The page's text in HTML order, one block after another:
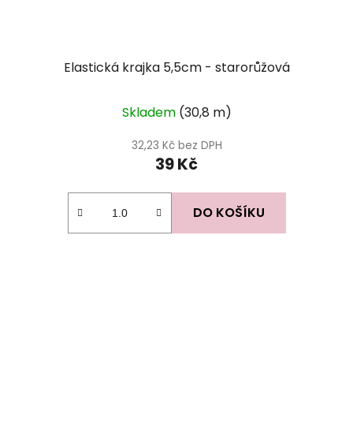
Elastická krajka 5,5cm - starorůžová
Skladem (30,8 m)
32,23 Kč bez DPH
39 Kč
DO KOŠÍKU